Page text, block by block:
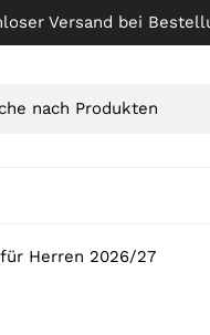
Versand bei
Herren 2026/27